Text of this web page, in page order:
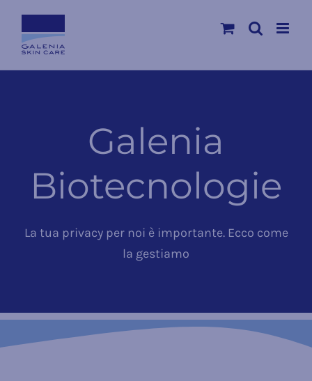
contenuto
Galenia
Biotecnologie
La tua privacy per noi è importante. Ecco come
la gestiamo